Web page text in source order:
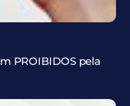
PROIBIDOS pela